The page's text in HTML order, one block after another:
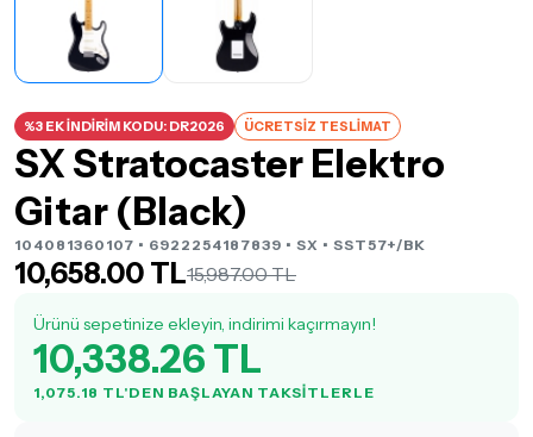
%3 EK İNDİRİM KODU: DR2026 ÜCRETSİZ TESLİMAT
SX Stratocaster Elektro
Gitar (Black)
104081360107 • 6922254187839 • SX • SST57+/BK
10,658.00 TL15,987.00 TL
Ürünü sepetinize ekleyin, indirimi kaçırmayın!
10,338.26 TL
1,075.18 TL'DEN BAŞLAYAN TAKSITLERLE